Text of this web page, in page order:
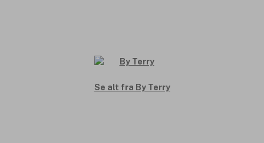
Se alt fra By Terry